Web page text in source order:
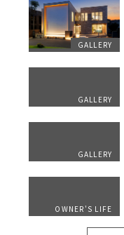
GALLERY
GALLERY
GALLERY
OWNER'S LIFE